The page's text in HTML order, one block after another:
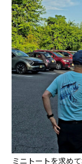
ミニトートを求め